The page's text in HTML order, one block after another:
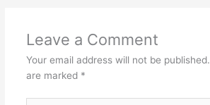
Leave a Comment
Your email address will not be published.
are marked *